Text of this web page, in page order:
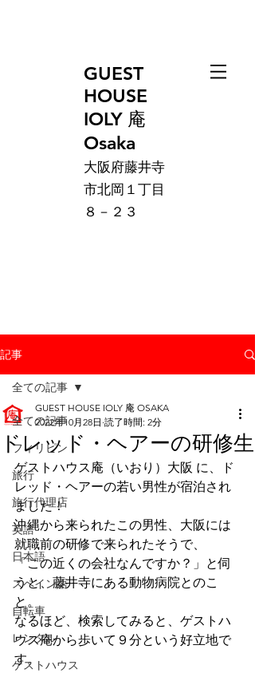
GUEST
HOUSE
IOLY 庵
Osaka
大阪府藤井寺
市北岡１丁目
８－２３
記事
全ての記事
フィリピン
旅行
旅行代理店
英語
日本語
スペイン語
自転車
レンタル
ゲストハウス
全ての記事
ドレッド・ヘアーの研修生
GUEST HOUSE IOLY 庵 OSAKA
2022年10月28日 読了時間: 2分
ゲストハウス庵（いおり）大阪 に、ド
レッド・ヘアーの若い男性が宿泊され
ました！
沖縄から来られたこの男性、大阪には
就職前の研修で来られたそうで、
「この近くの会社なんですか？」と伺
うと、藤井寺にある動物病院とのこ
と。
なるほど、検索してみると、ゲストハ
ウス庵から歩いて９分という好立地で
す。